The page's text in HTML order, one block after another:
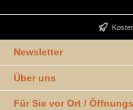
Newsletter
Über uns
Für Sie vor Ort /